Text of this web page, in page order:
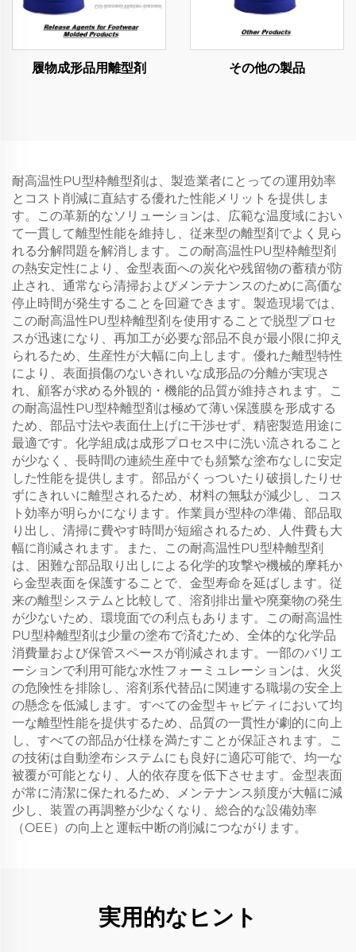
履物成形品用離型剤 その他の製品
耐高温性PU型枠離型剤は、製造業者にとっての運用効率
とコスト削減に直結する優れた性能メリットを提供しま
す。この革新的なソリューションは、広範な温度域におい
て一貫して離型性能を維持し、従来型の離型剤でよく見ら
れる分解問題を解消します。この耐高温性PU型枠離型剤
の熱安定性により、金型表面への炭化や残留物の蓄積が防
止され、通常なら清掃およびメンテナンスのために高価な
停止時間が発生することを回避できます。製造現場では、
この耐高温性PU型枠離型剤を使用することで脱型プロセ
スが迅速になり、再加工が必要な部品不良が最小限に抑え
られるため、生産性が大幅に向上します。優れた離型特性
により、表面損傷のないきれいな成形品の分離が実現さ
れ、顧客が求める外観的・機能的品質が維持されます。こ
の耐高温性PU型枠離型剤は極めて薄い保護膜を形成する
ため、部品寸法や表面仕上げに干渉せず、精密製造用途に
最適です。化学組成は成形プロセス中に洗い流されること
が少なく、長時間の連続生産中でも頻繁な塗布なしに安定
した性能を提供します。部品がくっついたり破損したりせ
ずにきれいに離型されるため、材料の無駄が減少し、コス
ト効率が明らかになります。作業員が型枠の準備、部品取
り出し、清掃に費やす時間が短縮されるため、人件費も大
幅に削減されます。また、この耐高温性PU型枠離型剤
は、困難な部品取り出しによる化学的攻撃や機械的摩耗か
ら金型表面を保護することで、金型寿命を延ばします。従
来の離型システムと比較して、溶剤排出量や廃棄物の発生
が少ないため、環境面での利点もあります。この耐高温性
PU型枠離型剤は少量の塗布で済むため、全体的な化学品
消費量および保管スペースが削減されます。一部のバリエ
ーションで利用可能な水性フォーミュレーションは、火災
の危険性を排除し、溶剤系代替品に関連する職場の安全上
の懸念を低減します。すべての金型キャビティにおいて均
一な離型性能を提供するため、品質の一貫性が劇的に向上
し、すべての部品が仕様を満たすことが保証されます。こ
の技術は自動塗布システムにも良好に適応可能で、均一な
被覆が可能となり、人的依存度を低下させます。金型表面
が常に清潔に保たれるため、メンテナンス頻度が大幅に減
少し、装置の再調整が少なくなり、総合的な設備効率
（OEE）の向上と運転中断の削減につながります。
実用的なヒント